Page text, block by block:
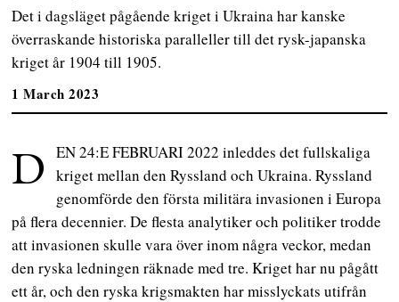
Det i dagsläget pågående kriget i Ukraina har kanske
överraskande historiska paralleller till det rysk-japanska
kriget år 1904 till 1905.
1 March 2023
D
EN 24:E FEBRUARI 2022 inleddes det fullskaliga
kriget mellan den Ryssland och Ukraina. Ryssland
genomförde den första militära invasionen i Europa
på flera decennier. De flesta analytiker och politiker trodde
att invasionen skulle vara över inom några veckor, medan
den ryska ledningen räknade med tre. Kriget har nu pågått
ett år, och den ryska krigsmakten har misslyckats utifrån